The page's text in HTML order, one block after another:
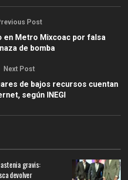
Post
en Metro Mixcoac por falsa
de bomba
Next Post
de bajos recursos cuentan
según INEGI
gravis:
devolver